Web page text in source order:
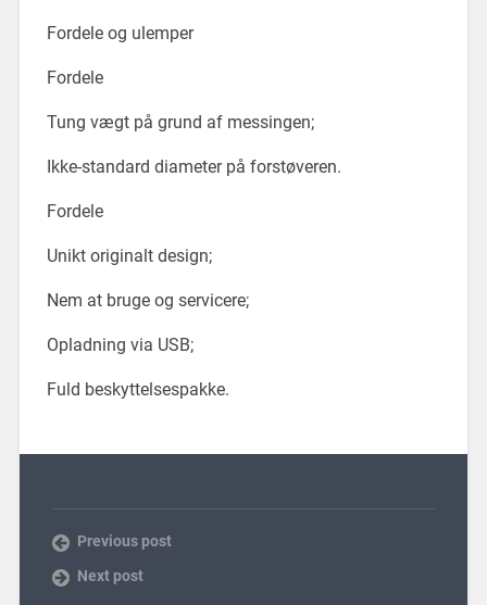
Fordele og ulemper
Fordele
Tung vægt på grund af messingen;
Ikke-standard diameter på forstøveren.
Fordele
Unikt originalt design;
Nem at bruge og servicere;
Opladning via USB;
Fuld beskyttelsespakke.
Previous post
Next post